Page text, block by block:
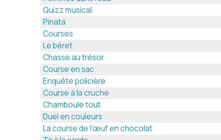
Quizz musical
Pinata
Courses
Le béret
Chasse au trésor
Course en sac
Enquête policière
Course à la cruche
Chamboule tout
Duel en couleurs
La course de l’œuf en chocolat